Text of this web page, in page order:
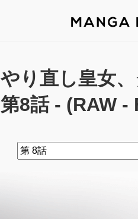
やり直し皇女
第8話 - (RAW -